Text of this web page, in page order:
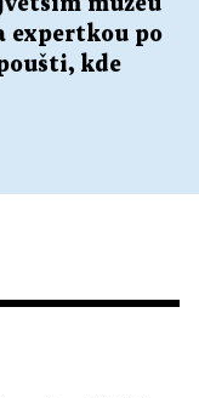
muzeu
expertkou po
kde